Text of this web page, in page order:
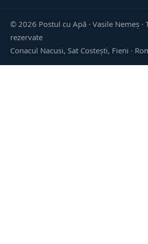
©2026 Postul cu Apă · Vasile Nemeș ·
rezervate
Conacul Nacusi, Sat Costești, Fieni ·